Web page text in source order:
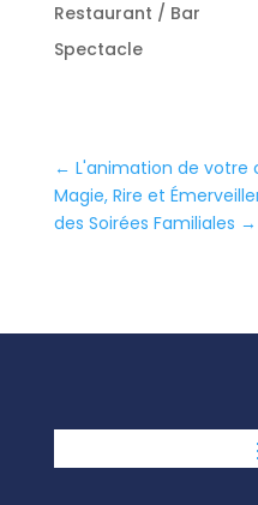
Restaurant / Bar
Spectacle
← L'animation de votre
Magie, Rire et
des Soirées Familiales →